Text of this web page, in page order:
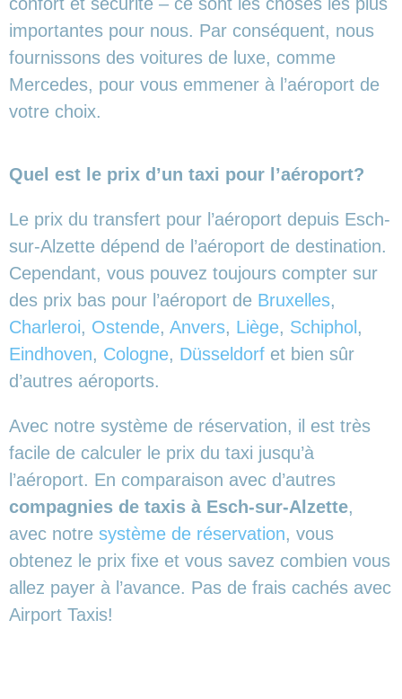
importantes pour nous. Par conséquent, nous
fournissons des voitures de luxe, comme
Mercedes, pour vous emmener à l’aéroport de
votre choix.
Quel est le prix d’un taxi pour l’aéroport?
Le prix du transfert pour l’aéroport depuis Esch-
sur-Alzette dépend de l’aéroport de destination.
Cependant, vous pouvez toujours compter sur
des prix bas pour l’aéroport de Bruxelles,
Charleroi, Ostende, Anvers, Liège, Schiphol ,
Eindhoven, Cologne, Düsseldorf et bien sûr
d’autres aéroports.
Avec notre système de réservation, il est très
facile de calculer le prix du taxi jusqu’à
l’aéroport. En comparaison avec d’autres
compagnies de taxis à Esch-sur-Alzette,
avec notre système de réservation, vous
obtenez le prix fixe et vous savez combien vous
allez payer à l’avance. Pas de frais cachés avec
Airport Taxis!